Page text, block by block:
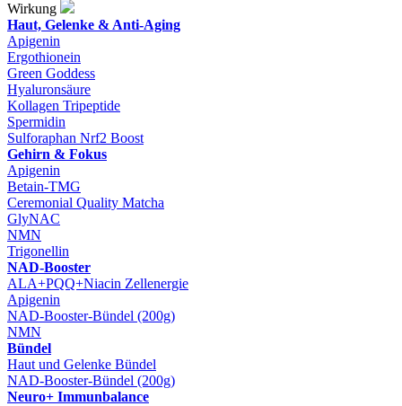
Wirkung
Haut, Gelenke & Anti-Aging
Apigenin
Ergothionein
Green Goddess
Hyaluronsäure
Kollagen Tripeptide
Spermidin
Sulforaphan Nrf2 Boost
Gehirn & Fokus
Apigenin
Betain-TMG
Ceremonial Quality Matcha
GlyNAC
NMN
Trigonellin
NAD-Booster
ALA+PQQ+Niacin Zellenergie
Apigenin
NAD-Booster-Bündel (200g)
NMN
Bündel
Haut und Gelenke Bündel
NAD-Booster-Bündel (200g)
Neuro+ Immunbalance